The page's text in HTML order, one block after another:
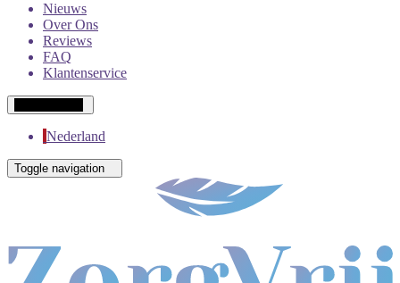
Nieuws
Over Ons
Reviews
FAQ
Klantenservice
Nederland
Toggle navigation